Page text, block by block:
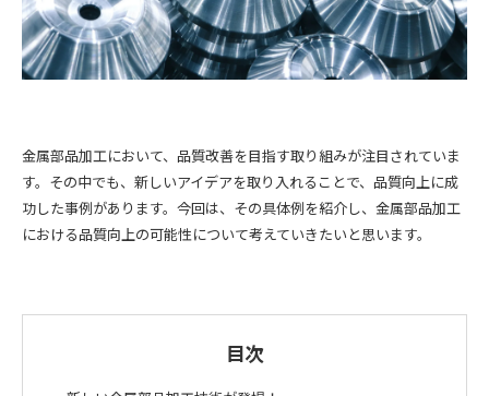
金属部品加工において、品質改善を目指す取り組みが注目されていま
す。その中でも、新しいアイデアを取り入れることで、品質向上に成
功した事例があります。今回は、その具体例を紹介し、金属部品加工
における品質向上の可能性について考えていきたいと思います。
目次